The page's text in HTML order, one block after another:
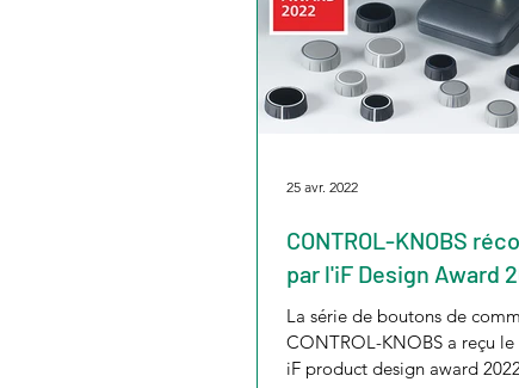
CONTROL-KNOBS
par l'iF Design Award
La série de boutons de
CONTROL-KNOBS a reçu le
iF product design award
25 avr. 2022